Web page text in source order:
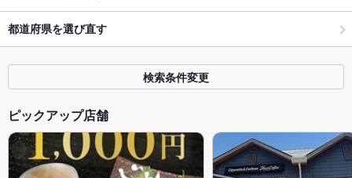
都道府県を選び直す
検索条件変更
ピックアップ店舗